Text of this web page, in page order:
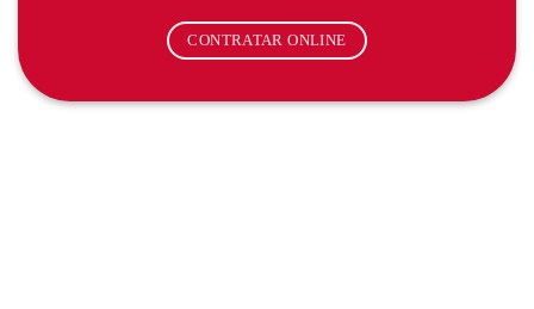
CONTRATAR ONLINE